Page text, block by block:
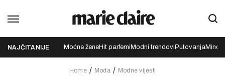
NAJČITANIJE Moćne ženeHit parfemi Modni trendovi Putovanja
Home Moda Modne vijesti